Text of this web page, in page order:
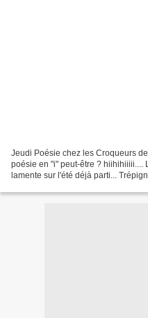
Jeudi Poésie chez les Croqueurs
poésie en "i" peut-être ? hiihihiiiii....
lamente sur l'été déjà parti...